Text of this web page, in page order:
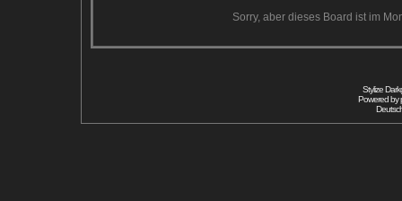
Sorry, aber dieses Board ist im
Stylize
Powered by